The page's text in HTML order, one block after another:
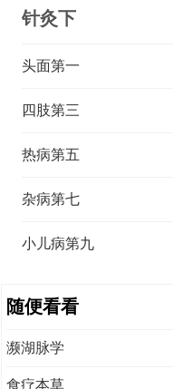
针灸下
头面第一
四肢第三
热病第五
杂病第七
小儿病第九
随便看看
濒湖脉学
食疗本草